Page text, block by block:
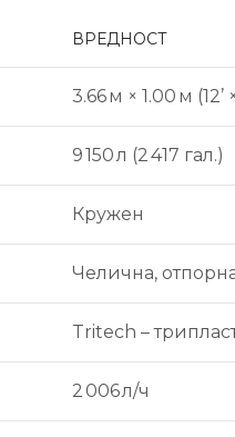
ВРЕДНОСТ
3.66 м × 1.00 м (12’
9 150 л (2 417 гал.)
Кружен
Челична,
Tritech –
2 006 л/ч